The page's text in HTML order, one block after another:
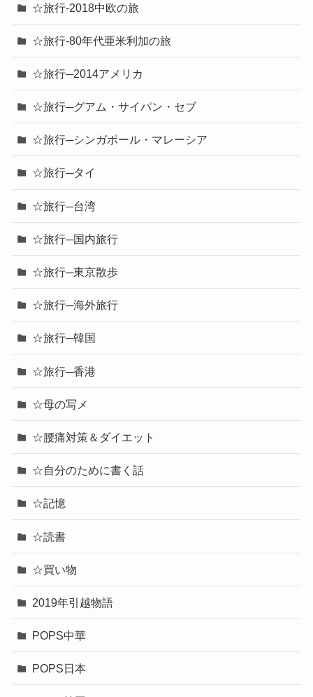
☆旅行-2018中欧の旅
☆旅行-80年代亜米利加の旅
☆旅行─2014アメリカ
☆旅行─グアム・サイパン・セブ
☆旅行─シンガポール・マレーシア
☆旅行─タイ
☆旅行─台湾
☆旅行─国内旅行
☆旅行─東京散歩
☆旅行─海外旅行
☆旅行─韓国
☆旅行─香港
☆母の写メ
☆腰痛対策＆ダイエット
☆自分のために書く話
☆記憶
☆読書
☆買い物
2019年引越物語
POPS中華
POPS日本